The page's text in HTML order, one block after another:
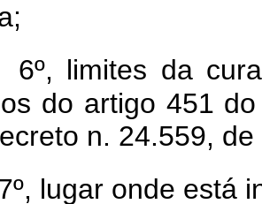
6º, limites da
do artigo 451
n. 24.559,
lugar onde está